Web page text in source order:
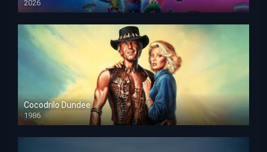
2026
HD 1080p
Cocodrilo Dundee
1986
HD 1080p